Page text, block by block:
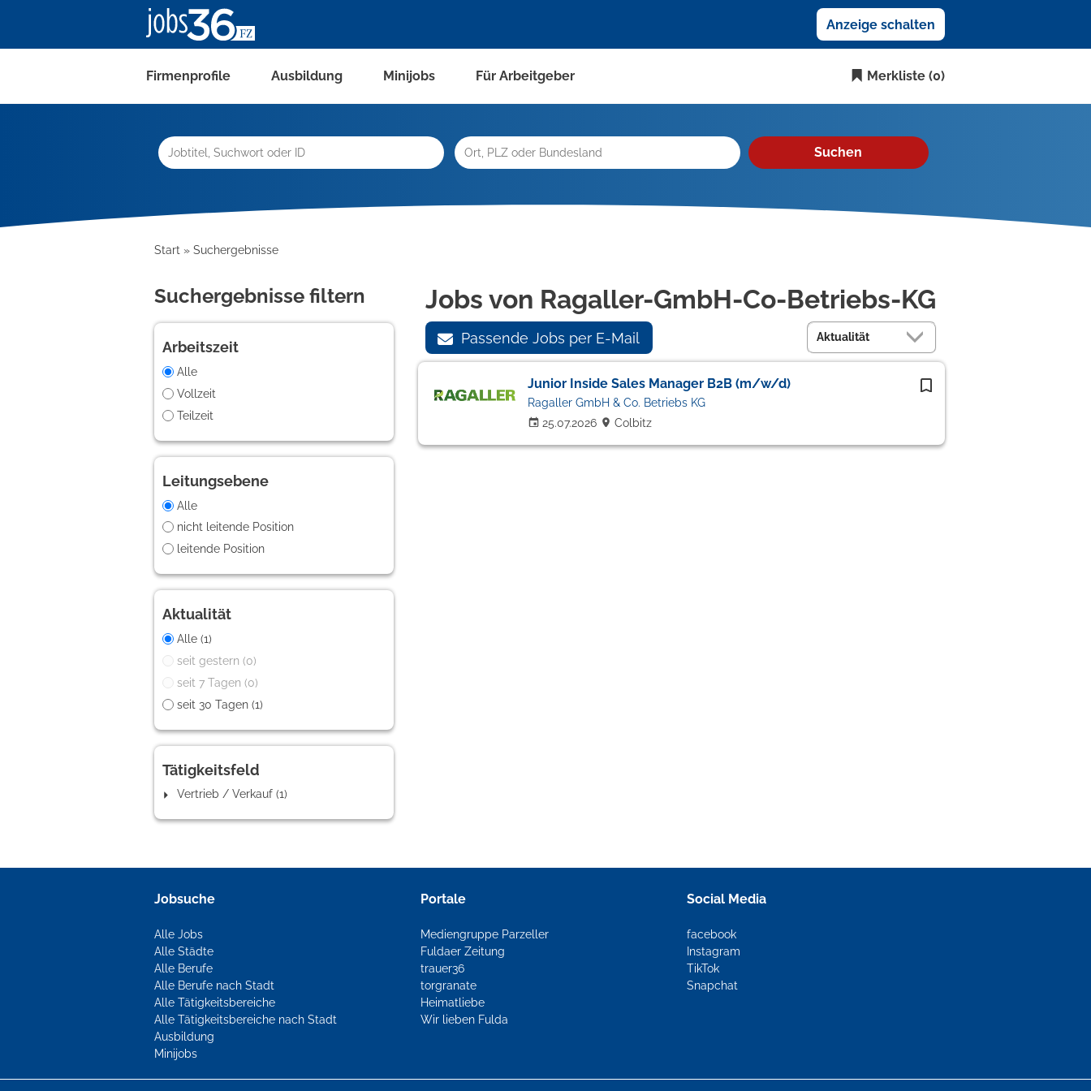
Anzeige schalten
Firmenprofile Ausbildung Minijobs Für Arbeitgeber Merkliste (0)
Suchen
Start Suchergebnisse
Suchergebnisse filtern
Arbeitszeit
Alle
Vollzeit
Teilzeit
Leitungsebene
Alle
nicht leitende Position
leitende Position
Aktualität
Alle (1)
seit gestern (0)
seit 7 Tagen (0)
seit 30 Tagen (1)
Tätigkeitsfeld
Vertrieb / Verkauf (1)
Jobs von Ragaller-GmbH-Co-Betriebs-KG
Passende Jobs per E-Mail
Junior Inside Sales Manager B2B (m/w/d)
25.07.2026
Ragaller GmbH & Co. Betriebs KG
Colbitz
Jobsuche
Alle Jobs
Alle Städte
Alle Berufe
Alle Berufe nach Stadt
Alle Tätigkeitsbereiche
Alle Tätigkeitsbereiche nach Stadt
Ausbildung
Minijobs
Portale
Mediengruppe Parzeller
Fuldaer Zeitung
trauer36
torgranate
Heimatliebe
Wir lieben Fulda
Social Media
facebook
Instagram
TikTok
Snapchat